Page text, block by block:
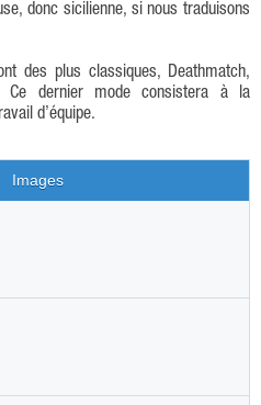
donc sicilienne, si nous traduisons
des plus classiques, Deathmatch,
Ce dernier mode consistera à la
d’équipe.